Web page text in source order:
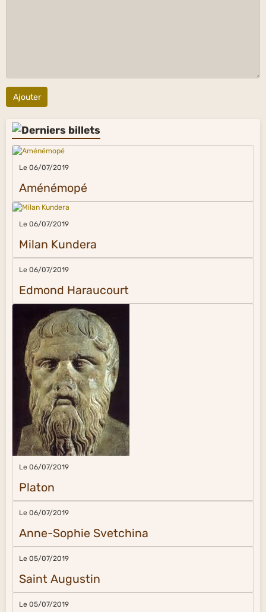
Ajouter
Le 06/07/2019
Aménémopé
Le 06/07/2019
Milan Kundera
Le 06/07/2019
Edmond Haraucourt
Le 06/07/2019
Platon
Le 06/07/2019
Anne-Sophie Svetchina
Le 05/07/2019
Saint Augustin
Le 05/07/2019